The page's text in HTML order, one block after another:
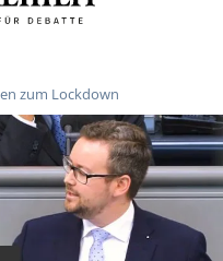
zum Lockdown